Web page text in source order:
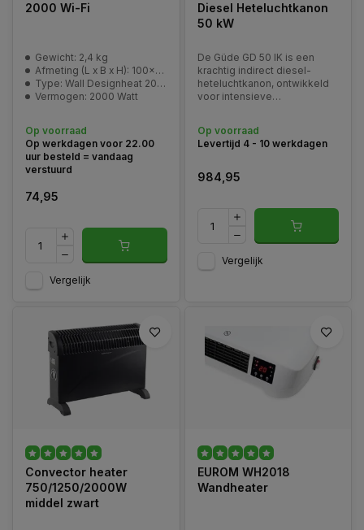
2000 Wi-Fi
Gewicht: 2,4 kg
Afmeting (L x B x H): 100x563x189 mm
Type: Wall Designheat 2000 WiFi
Vermogen: 2000 Watt
Op voorraad
Op werkdagen voor 22.00
uur besteld = vandaag
verstuurd
74,95
Vergelijk
Diesel Heteluchtkanon
50 kW
De Güde GD 50 IK is een
krachtig indirect diesel-
heteluchtkanon, ontwikkeld
voor intensieve
warme lucht essentieel zijn.
Op voorraad
Levertijd 4 - 10 werkdagen
984,95
Vergelijk
Convector heater
750/1250/2000W
middel zwart
EUROM WH2018
Wandheater